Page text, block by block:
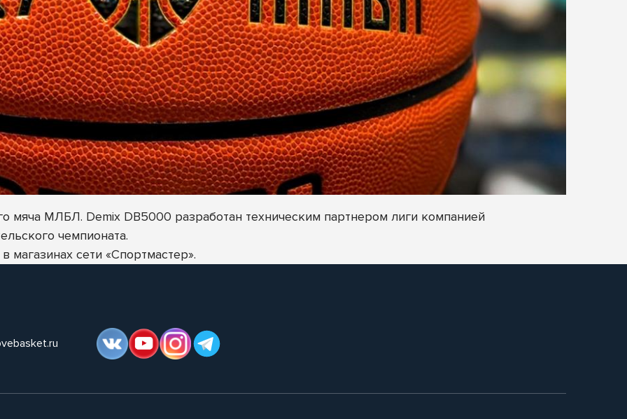
мяча МЛБЛ. Demix DB5000 разработан техническим партнером лиги компанией
чемпионата.
сети «Спортмастер».